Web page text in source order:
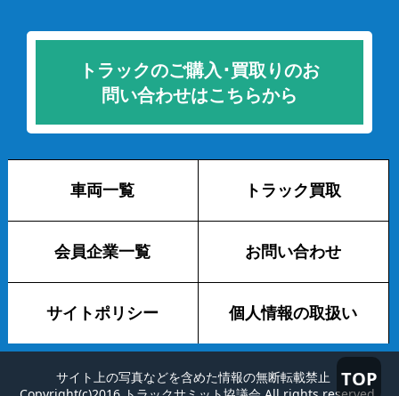
TOP
トラックのご購入･買取りのお
問い合わせはこちらから
車両一覧 トラック買取
会員企業一覧 お問い合わせ
サイトポリシー 個人情報の取扱い
サイト上の写真などを含めた情報の無断転載禁止